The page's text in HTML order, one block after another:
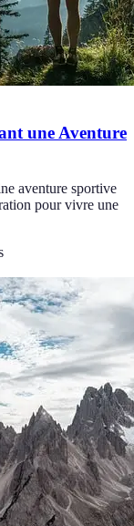
une Aventure
aventure sportive
pour vivre une